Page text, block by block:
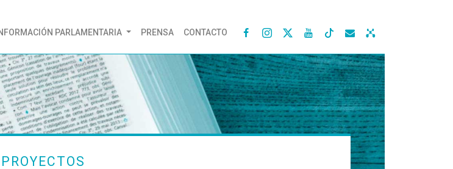
PARLAMENTARIA PRENSA CONTACTO    
PROYECTOS